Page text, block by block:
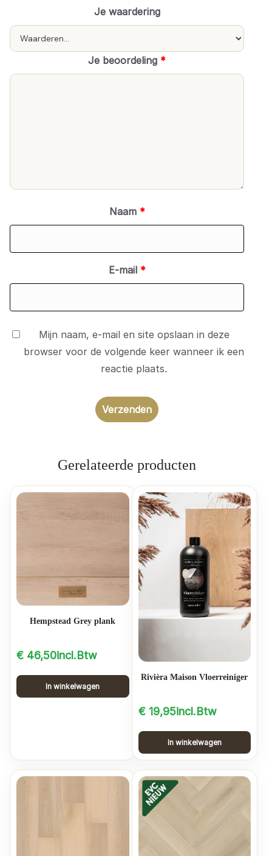
Je waardering
Je beoordeling *
Naam *
E-mail *
Mijn naam, e-mail en site opslaan in deze
browser voor de volgende keer wanneer ik een
reactie plaats.
Gerelateerde producten
Hempstead Grey plank
€ 46,50incl.Btw
In winkelwagen
Rivièra Maison Vloerreiniger
€19,95incl.Btw
In winkelwagen